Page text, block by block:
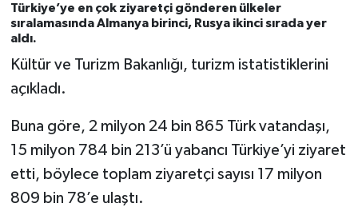
Türkiye’ye en çok ziyaretçi gönderen ülkeler
sıralamasında Almanya birinci, Rusya ikinci sırada yer
aldı.
Kültür ve Turizm Bakanlığı, turizm istatistiklerini
açıkladı.
Buna göre, 2 milyon 24 bin 865 Türk vatandaşı,
15 milyon 784 bin 213’ü yabancı Türkiye’yi ziyaret
etti, böylece toplam ziyaretçi sayısı 17 milyon
809 bin 78’e ulaştı.